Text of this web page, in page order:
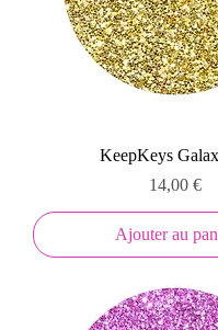
KeepKeys
Prix
14,00 €
Ajouter au